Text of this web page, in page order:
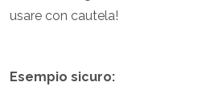
usare con cautela!
Esempio sicuro: